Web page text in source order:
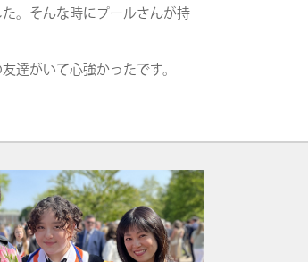
。そんな時にプールさんが持
達がいて心強かったです。